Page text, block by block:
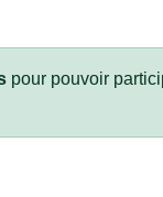
pour pouvoir